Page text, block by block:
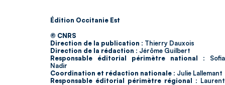
Édition Occitanie Est
© CNRS
Direction de la publication : Thierry Dauxois
Direction de la rédaction : Jérôme Guilbert
Responsable éditorial périmètre national : Sofia
Nadir
Coordination et rédaction nationale : Julie Lallemant
Responsable éditorial périmètre régional : Laurent